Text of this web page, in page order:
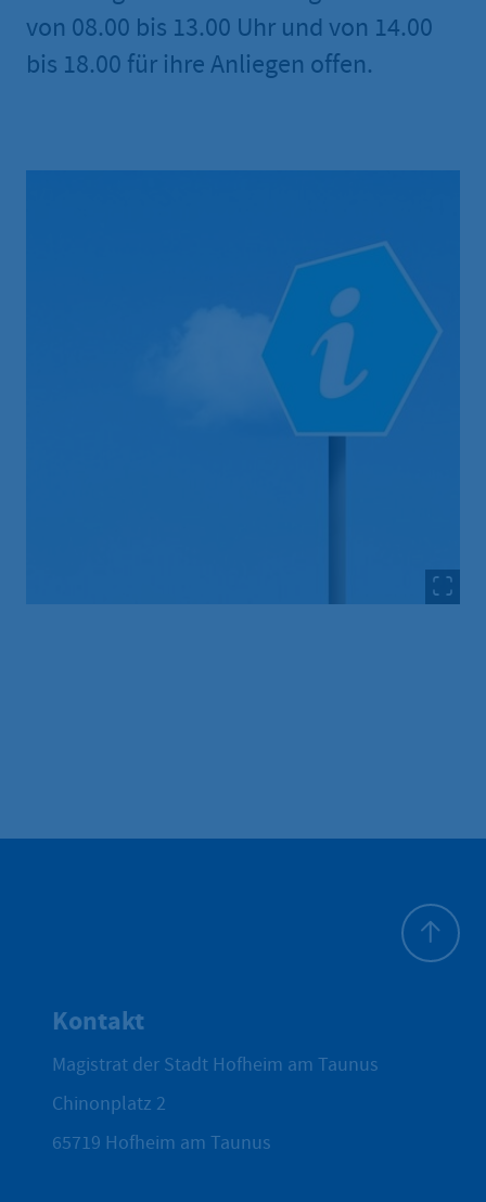
von 08.00 bis 13.00 Uhr und von 14.00
bis 18.00 für ihre Anliegen offen.
Kontakt
Magistrat der Stadt Hofheim am Taunus
Chinonplatz 2
65719 Hofheim am Taunus